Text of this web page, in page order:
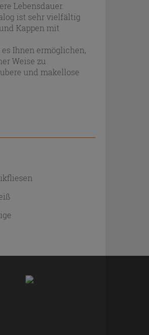
Lebensdauer.
ist sehr vielfältig
Kappen mit
es Ihnen ermöglichen,
Weise zu
und makellose